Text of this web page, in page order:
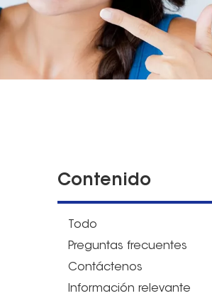
Contenido
Todo
Preguntas frecuentes
Contáctenos
Información relevante